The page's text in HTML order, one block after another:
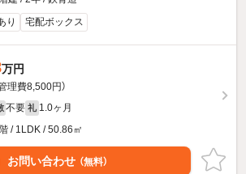
り 宅配ボックス
万円
管理費8,500円）
不要 礼 1.0ヶ月
/ 1LDK / 50.86㎡
お問い合わせ （無料）